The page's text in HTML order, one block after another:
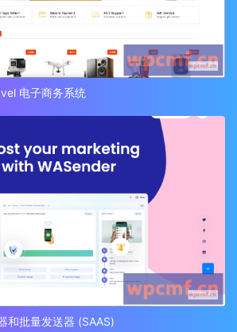
电子商务系统
和批量发送器 (SAAS)